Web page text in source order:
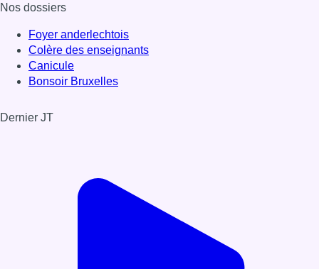
Nos dossiers
Foyer anderlechtois
Colère des enseignants
Canicule
Bonsoir Bruxelles
Dernier JT